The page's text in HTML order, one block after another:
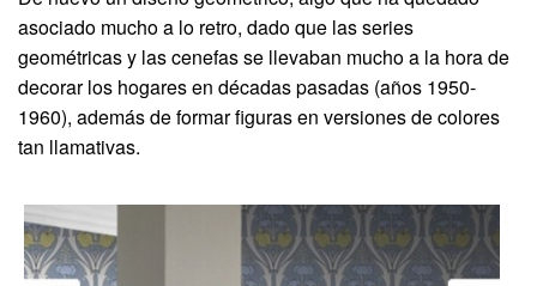
asociado mucho a lo retro, dado que las series
geométricas y las cenefas se llevaban mucho a la hora de
decorar los hogares en décadas pasadas (años 1950-
1960), además de formar figuras en versiones de colores
tan llamativas.